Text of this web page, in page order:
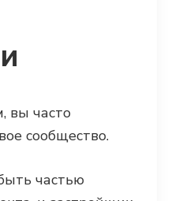
вы часто
сообщество.
частью